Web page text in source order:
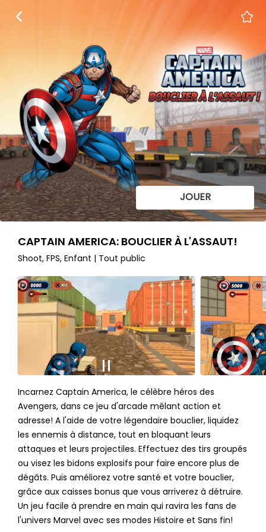
JOUER
CAPTAIN AMERICA: BOUCLIER À L'ASSAUT!
Shoot, FPS, Enfant | Tout public
Incarnez Captain America, le célèbre héros des
Avengers, dans ce jeu d'arcade mêlant action et
adresse! A l'aide de votre légendaire bouclier, liquidez
les ennemis à distance, tout en bloquant leurs
attaques et leurs projectiles. Effectuez des tirs groupés
ou visez les bidons explosifs pour faire encore plus de
dégâts. Puis améliorez votre santé et votre bouclier,
grâce aux caisses bonus que vous arriverez à détruire.
Un jeu facile à prendre en main qui ravira les fans de
l'univers Marvel avec ses modes Histoire et Sans fin!